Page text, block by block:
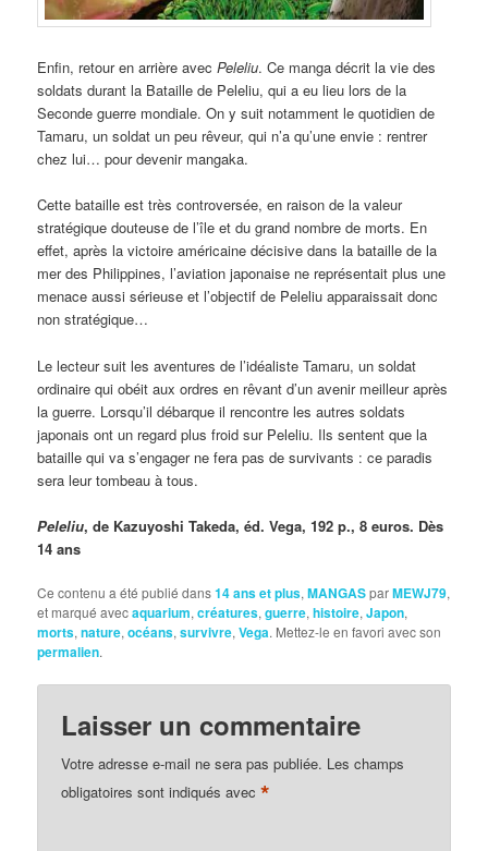
Enfin, retour en arrière avecPeleliu. Ce manga décrit la vie des
soldats durant la Bataille de Peleliu, qui a eu lieu lors de la
Seconde guerre mondiale. On y suit notamment le quotidien de
Tamaru, un soldat un peu rêveur, qui n’a qu’une envie : rentrer
chez lui… pour devenir mangaka.
Cette bataille est très controversée, en raison de la valeur
stratégique douteuse de l’île et du grand nombre de morts. En
effet, après la victoire américaine décisive dans la bataille de la
mer des Philippines, l’aviation japonaise ne représentait plus une
menace aussi sérieuse et l’objectif de Peleliu apparaissait donc
non stratégique…
Le lecteur suit les aventures de l’idéaliste Tamaru, un soldat
ordinaire qui obéit aux ordres en rêvant d’un avenir meilleur après
la guerre. Lorsqu’il débarque il rencontre les autres soldats
japonais ont un regard plus froid sur Peleliu. Ils sentent que la
bataille qui va s’engager ne fera pas de survivants : ce paradis
sera leur tombeau à tous.
Peleliu, de Kazuyoshi Takeda,éd. Vega, 192 p., 8 euros. Dès
14 ans
Ce contenu a été publié dans14 ans et plus,MANGASparMEWJ79,
et marqué avecaquarium,créatures,guerre,histoire,Japon,
morts,nature,océans,survivre,Vega. Mettez-le en favori avec son
permalien.
Laisser un commentaire
Votre adresse e-mail ne sera pas publiée. Les champs
obligatoires sont indiqués avec*